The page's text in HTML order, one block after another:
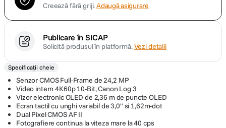
Creează fără griji.Adaugă asigurare
Publicare în SICAP
Solicită produsul în platformă.Vezi detalii
Specificații cheie
Senzor CMOS Full-Frame de 24,2 MP
Video intern 4K60p 10-Bit, Canon Log 3
Vizor electronic OLED de 2,36 m de puncte OLED
Ecran tactil cu unghi variabil de 3,0" si 1,62m-dot
Dual Pixel CMOS AF II
Fotografiere continua la viteza mare la 40 cps